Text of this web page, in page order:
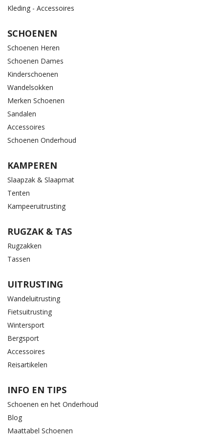
Kleding - Accessoires
SCHOENEN
Schoenen Heren
Schoenen Dames
Kinderschoenen
Wandelsokken
Merken Schoenen
Sandalen
Accessoires
Schoenen Onderhoud
KAMPEREN
Slaapzak & Slaapmat
Tenten
Kampeeruitrusting
RUGZAK & TAS
Rugzakken
Tassen
UITRUSTING
Wandeluitrusting
Fietsuitrusting
Wintersport
Bergsport
Accessoires
Reisartikelen
INFO EN TIPS
Schoenen en het Onderhoud
Blog
Maattabel Schoenen